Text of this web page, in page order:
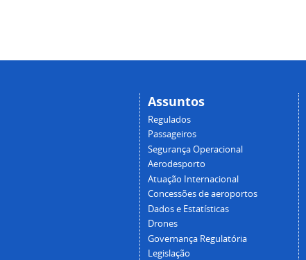
Assuntos
Regulados
Passageiros
Segurança Operacional
Aerodesporto
Atuação Internacional
Concessões de aeroportos
Dados e Estatísticas
Drones
Governança Regulatória
Legislação